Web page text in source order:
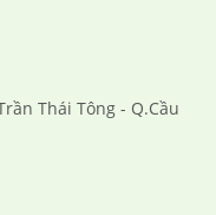
Thái Tông - Q.Cầu